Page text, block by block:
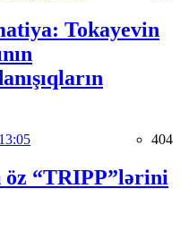
Tokayevin
404
“TRIPP”lərini